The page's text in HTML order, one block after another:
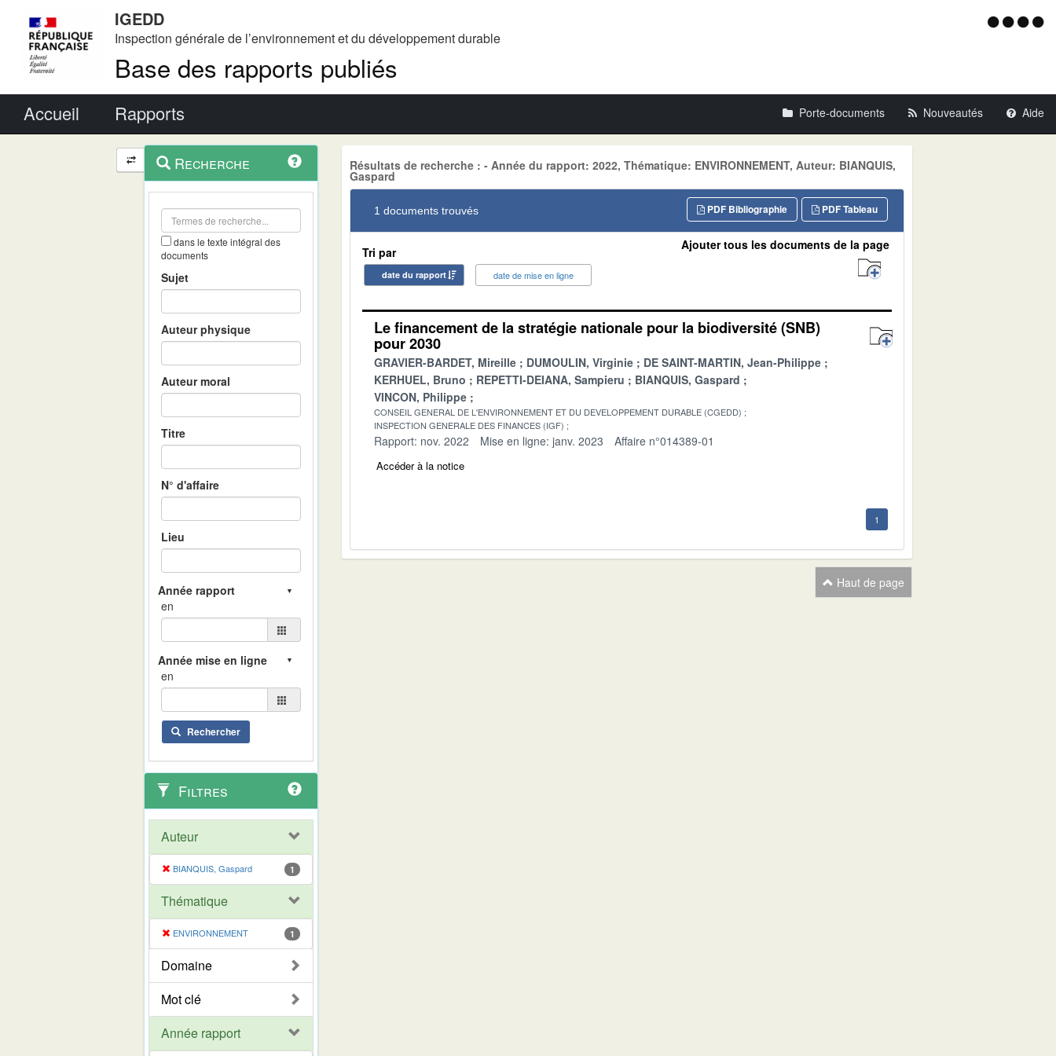
IGEDD
Inspection générale de l’environnement et du développement durable
Base des rapports publiés
Menu
Accueil Rapports Porte-documents Nouveautés Aide
Navigation
et
outils
contextuel
Recherche
dans le texte intégral des
documents
Sujet
Auteur physique
Auteur moral
Titre
N° d'affaire
Lieu
en
en
Rechercher
Filtres
Auteur
BIANQUIS, Gaspard 1
Thématique
ENVIRONNEMENT 1
Domaine
Mot clé
Année rapport
Résultats de recherche : - Année du rapport: 2022, Thématique: ENVIRONNEMENT, Auteur: BIANQUIS,
Gaspard
1 documents trouvés PDF Tableau
PDF Bibliographie
Tri par
date du rapport date de mise en ligne
Ajouter tous les documents de la page
Le financement de la stratégie nationale pour la biodiversité (SNB)
pour 2030
GRAVIER-BARDET, Mireille DUMOULIN, Virginie
DE SAINT-MARTIN, Jean-Philippe
KERHUEL, Bruno
REPETTI-DEIANA, Sampieru
BIANQUIS, Gaspard
VINCON, Philippe
CONSEIL GENERAL DE L'ENVIRONNEMENT ET DU DEVELOPPEMENT DURABLE (CGEDD)
INSPECTION GENERALE DES FINANCES (IGF)
Rapport: nov. 2022 Mise en ligne: janv. 2023 Affaire n°014389-01
Accéder à la notice
1
Haut de page